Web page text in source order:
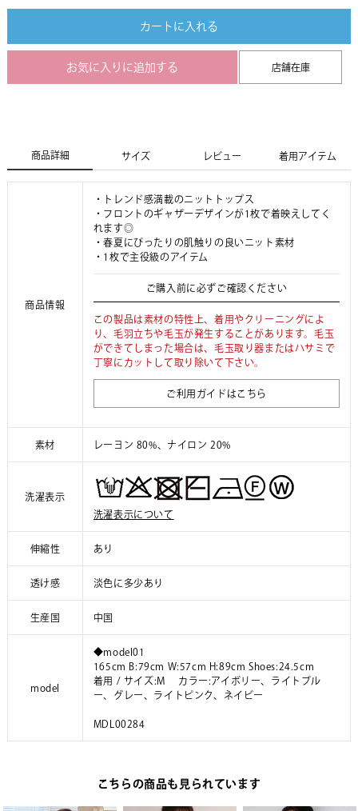
カートに入れる
お気に入りに追加する 店舗在庫
商品詳細 サイズ レビュー 着用アイテム
商品情報
・トレンド感満載のニットトップス
・フロントのギャザーデザインが1枚で着映えしてく
れます◎
・春夏にぴったりの肌触りの良いニット素材
・1枚で主役級のアイテム
ご購入前に必ずご確認ください
この製品は素材の特性上、着用やクリーニングによ
り、毛羽立ちや毛玉が発生することがあります。毛玉
ができてしまった場合は、毛玉取り器またはハサミで
丁寧にカットして取り除いて下さい。
ご利用ガイドはこちら
素材 レーヨン 80%、ナイロン 20%
洗濯表示
洗濯表示について
伸縮性 あり
透け感 淡色に多少あり
生産国 中国
model
◆model01
165cm B:79cm W:57cm H:89cm Shoes:24.5cm
着用 / サイズ:M カラー:アイボリー、ライトブル
ー、グレー、ライトピンク、ネイビー
MDL00284
こちらの商品も見られています